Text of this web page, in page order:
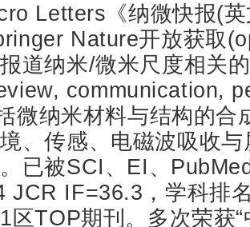
Letters《纳微快报(
Nature开放获取
道纳米/微米尺度相关
communication,
微纳米材料与结构的合
、传感、电磁波吸收
已被SCI、EI、
JCR IF=36.3，学科排
区TOP期刊。多次荣获